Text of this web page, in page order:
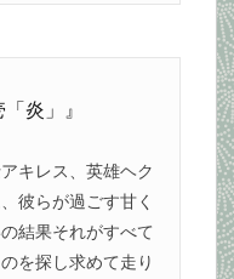
炎」』
キレス、英雄ヘク
彼らが過ごす甘く
結果それがすべて
を探し求めて走り